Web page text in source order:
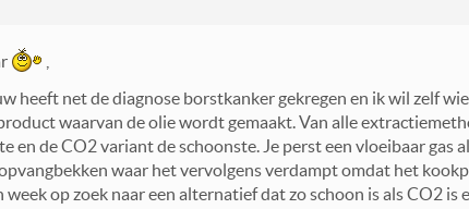
heeft net de diagnose borstkanker gekregen en ik wil zelf
waarvan de olie wordt gemaakt. Van alle
en de CO2 variant de schoonste. Je perst een vloeibaar
waar het vervolgens verdampt omdat het
week op zoek naar een alternatief dat zo schoon is als CO2 is